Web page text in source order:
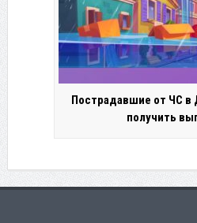
Пострадавшие от ЧС в
получить